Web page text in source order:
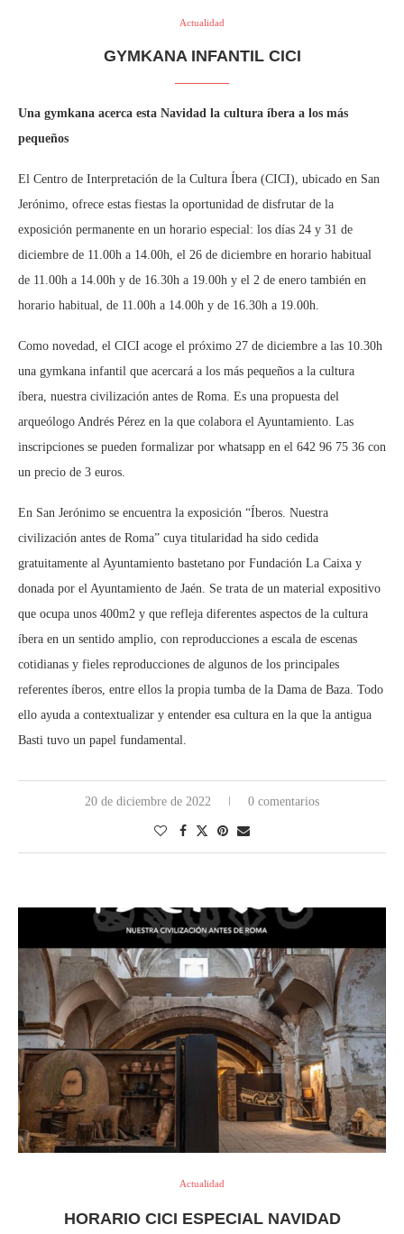
Actualidad
GYMKANA INFANTIL CICI
Una gymkana acerca esta Navidad la cultura íbera a los más
pequeños
El Centro de Interpretación de la Cultura Íbera (CICI), ubicado en San
Jerónimo, ofrece estas fiestas la oportunidad de disfrutar de la
exposición permanente en un horario especial: los días 24 y 31 de
diciembre de 11.00h a 14.00h, el 26 de diciembre en horario habitual
de 11.00h a 14.00h y de 16.30h a 19.00h y el 2 de enero también en
horario habitual, de 11.00h a 14.00h y de 16.30h a 19.00h.
Como novedad, el CICI acoge el próximo 27 de diciembre a las 10.30h
una gymkana infantil que acercará a los más pequeños a la cultura
íbera, nuestra civilización antes de Roma. Es una propuesta del
arqueólogo Andrés Pérez en la que colabora el Ayuntamiento. Las
inscripciones se pueden formalizar por whatsapp en el 642 96 75 36 con
un precio de 3 euros.
En San Jerónimo se encuentra la exposición “Íberos. Nuestra
civilización antes de Roma” cuya titularidad ha sido cedida
gratuitamente al Ayuntamiento bastetano por Fundación La Caixa y
donada por el Ayuntamiento de Jaén. Se trata de un material expositivo
que ocupa unos 400m2 y que refleja diferentes aspectos de la cultura
íbera en un sentido amplio, con reproducciones a escala de escenas
cotidianas y fieles reproducciones de algunos de los principales
referentes íberos, entre ellos la propia tumba de la Dama de Baza. Todo
ello ayuda a contextualizar y entender esa cultura en la que la antigua
Basti tuvo un papel fundamental.
20 de diciembre de 2022 0 comentarios
Actualidad
HORARIO CICI ESPECIAL NAVIDAD